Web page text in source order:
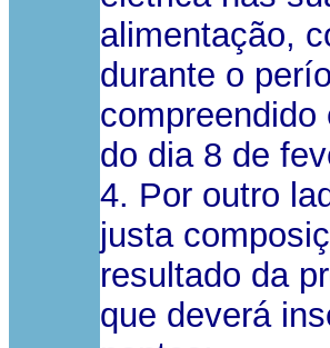
alimentação,
durante o
do dia 8 de
4. Por outro
justa
resultado da
que deverá